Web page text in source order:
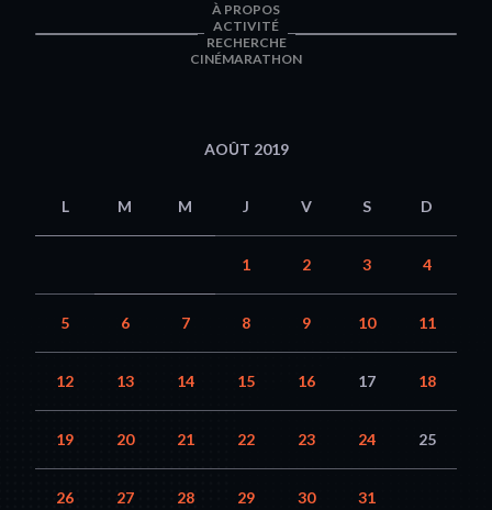
À PROPOS
ACTIVITÉ
RECHERCHE
CINÉMARATHON
AOÛT 2019
L M M J V S D
1 2 3 4
5 6 7 8 9 10 11
12 13 14 15 16 17 18
19 20 21 22 23 24 25
26 27 28 29 30 31